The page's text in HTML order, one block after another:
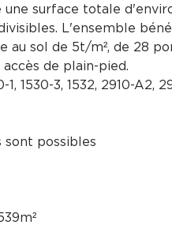
une surface totale
L'ensemble
au sol de 5t/m², de 28
accès de plain-pied.
1, 1530-3, 1532, 2910-A2,
sont possibles